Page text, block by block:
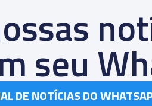
seu
DE NOTÍCIAS DO